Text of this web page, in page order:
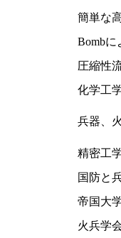
簡単な
Bombに
圧縮性
化学工
兵器、
精密工
国防と
帝国大
火兵学